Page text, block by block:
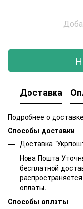
Доставка
Подробнее о доставке
Способы доставки
Доставка
Нова Пошта
бесплатной
оплаты.
Способы оплаты